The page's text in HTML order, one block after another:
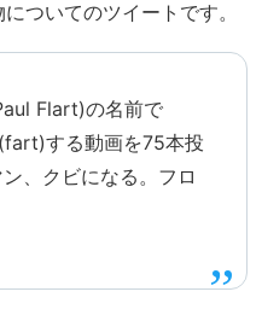
ついてのツイートです。
Flart)の名前で
する動画を75本投
、クビになる。フロ